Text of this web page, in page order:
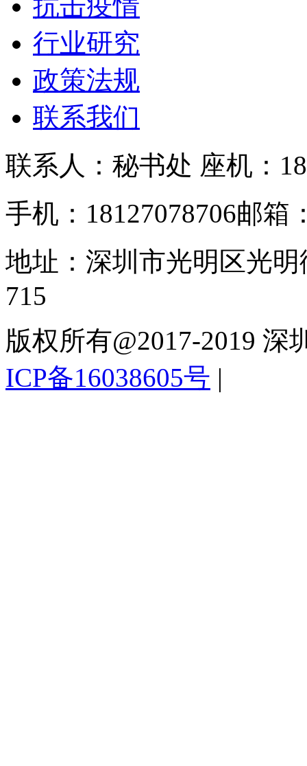
行业研究
政策法规
联系我们
联系人：秘书处 座机：
手机：18127078706邮箱
地址：深圳市光明区光
715
版权所有@2017-2019
ICP备16038605号 |